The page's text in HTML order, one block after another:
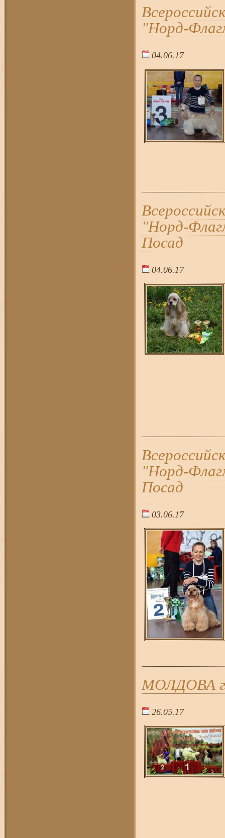
"Норд-
04.06.17
"Норд-
Посад
04.06.17
"Норд-
Посад
03.06.17
МОЛДОВА
26.05.17